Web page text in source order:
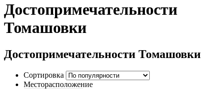
Достопримечательности
Томашовки
Достопримечательности Томашовки
Сортировка
Месторасположение